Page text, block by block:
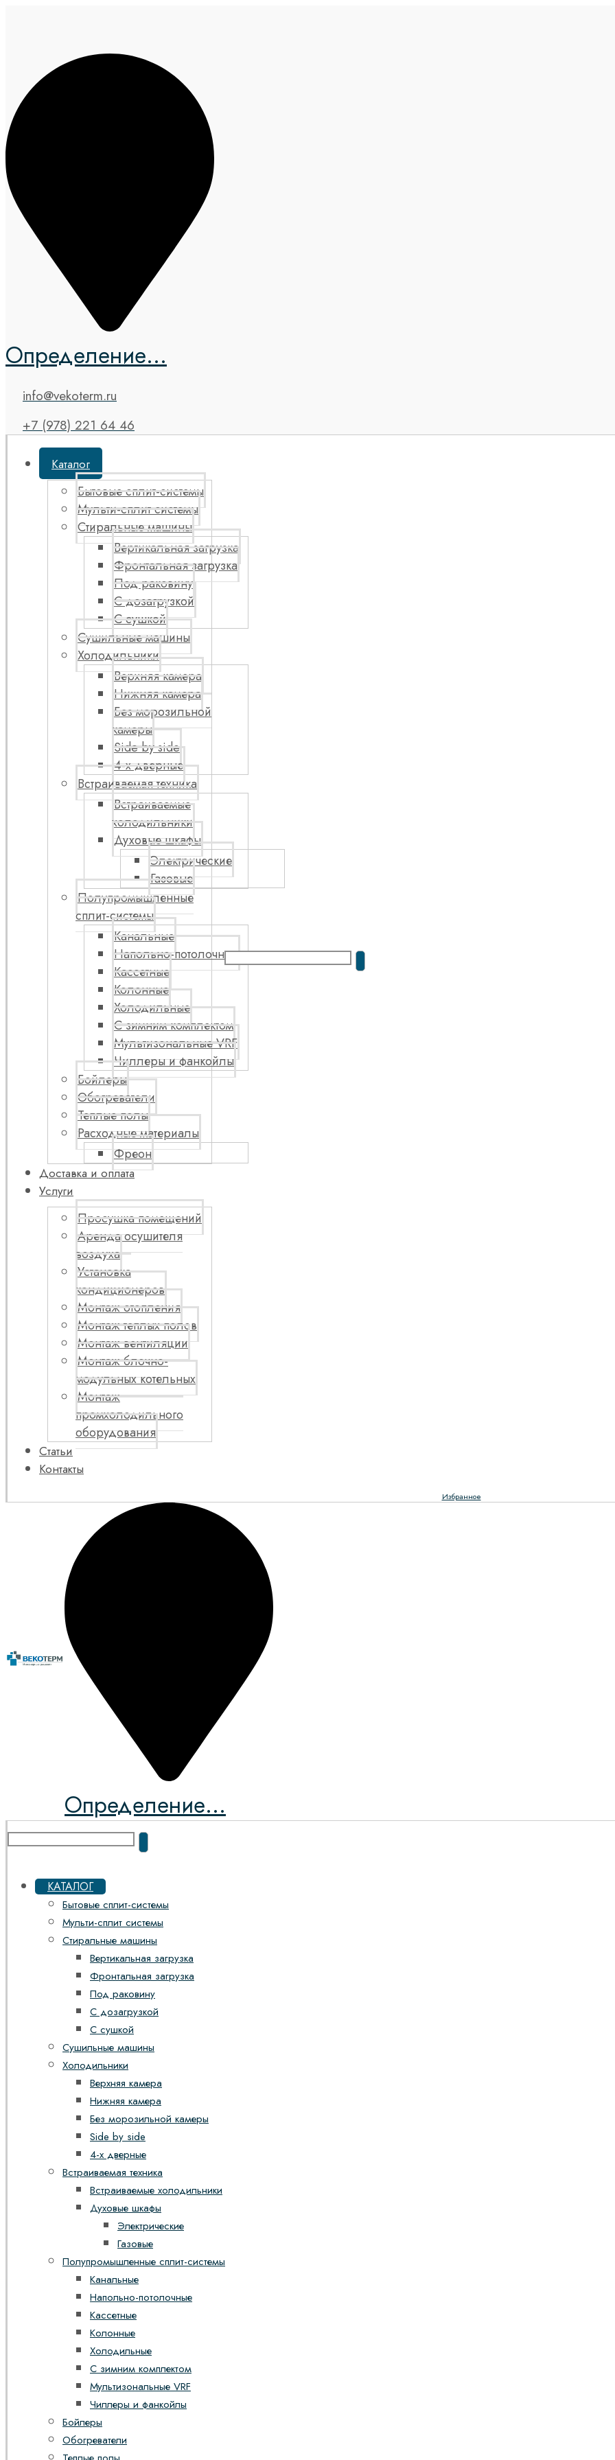
Определение...
info@vekoterm.ru
+7 (978) 221 64 46
Каталог
Бытовые сплит-системы
Мульти-сплит системы
Стиральные машины
Вертикальная загрузка
Фронтальная загрузка
Под раковину
С дозагрузкой
С сушкой
Сушильные машины
Холодильники
Верхняя камера
Нижняя камера
Без морозильной
камеры
Side by side
4-х дверные
Встраиваемая техника
Встраиваемые
холодильники
Духовые шкафы
Электрические
Газовые
Полупромышленные
сплит-системы
Канальные
Напольно-потолочные
Кассетные
Колонные
Холодильные
С зимним комплектом
Мультизональные VRF
Чиллеры и фанкойлы
Бойлеры
Обогреватели
Теплые полы
Расходные материалы
Фреон
Доставка и оплата
Услуги
Просушка помещений
Аренда осушителя
воздуха
Установка
кондиционеров
Монтаж отопления
Монтаж теплых полов
Монтаж вентиляции
Монтаж блочно-
модульных котельных
Монтаж
промхолодильного
оборудования
Статьи
Контакты
Избранное
Определение...
КАТАЛОГ
Бытовые сплит-системы
Мульти-сплит системы
Стиральные машины
Вертикальная загрузка
Фронтальная загрузка
Под раковину
С дозагрузкой
С сушкой
Сушильные машины
Холодильники
Верхняя камера
Нижняя камера
Без морозильной камеры
Side by side
4-х дверные
Встраиваемая техника
Встраиваемые холодильники
Духовые шкафы
Электрические
Газовые
Полупромышленные сплит-системы
Канальные
Напольно-потолочные
Кассетные
Колонные
Холодильные
С зимним комплектом
Мультизональные VRF
Чиллеры и фанкойлы
Бойлеры
Обогреватели